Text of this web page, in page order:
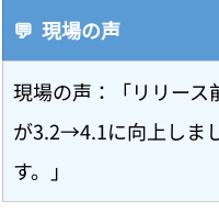
💬  現場の声
現場の声：「リリース
が3.2→4.1に向上しま
す。」